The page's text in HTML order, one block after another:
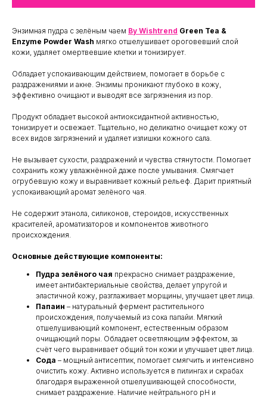
Энзимная пудра с зелёным чаем By Wishtrend Green Tea &
Enzyme Powder Wash мягко отшелушивает ороговевший слой
кожи, удаляет омертвевшие клетки и тонизирует.
Обладает успокаивающим действием, помогает в борьбе с
раздражениями и акне. Энзимы проникают глубоко в кожу,
эффективно очищают и выводят все загрязнения из пор.
Продукт обладает высокой антиоксидантной активностью,
тонизирует и освежает. Тщательно, но деликатно очищает кожу от
всех видов загрязнений и удаляет излишки кожного сала.
Не вызывает сухости, раздражений и чувства стянутости. Помогает
сохранить кожу увлажнённой даже после умывания. Смягчает
огрубевшую кожу и выравнивает кожный рельеф. Дарит приятный
успокаивающий аромат зелёного чая.
Не содержит этанола, силиконов, стероидов, искусственных
красителей, ароматизаторов и компонентов животного
происхождения.
Основные действующие компоненты:
Пудра зелёного чая прекрасно снимает раздражение,
имеет антибактериальные свойства, делает упругой и
эластичной кожу, разглаживает морщины, улучшает цвет лица.
Папаин – натуральный фермент растительного
происхождения, получаемый из сока папайи. Мягкий
отшелушивающий компонент, естественным образом
очищающий поры. Обладает осветляющим эффектом, за
счёт чего выравнивает общий тон кожи и улучшает цвет лица.
Сода – мощный антисептик, помогает смягчить и интенсивно
очистить кожу. Активно используется в пилингах и скрабах
благодаря выраженной отшелушивающей способности,
снимает раздражение. Наличие нейтрального pH и